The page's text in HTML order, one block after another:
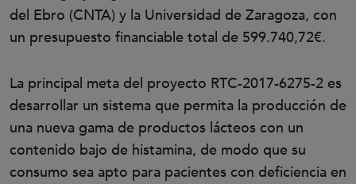
del Ebro (CNTA) y la Universidad de Zaragoza, con
un presupuesto financiable total de 599.740,72€.
La principal meta del proyecto RTC-2017-6275-2 es
desarrollar un sistema que permita la producción de
una nueva gama de productos lácteos con un
contenido bajo de histamina, de modo que su
consumo sea apto para pacientes con deficiencia en